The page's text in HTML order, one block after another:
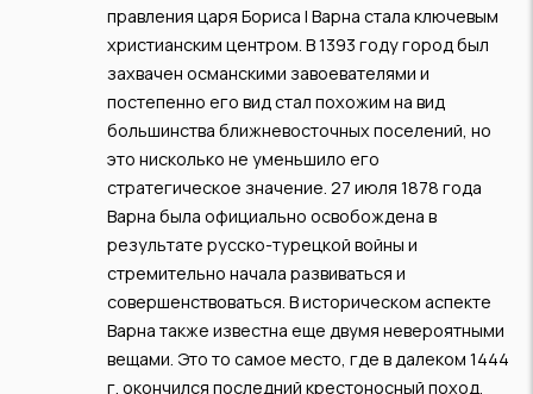
правления царя Бориса I Варна стала ключевым
христианским центром. В 1393 году город был
захвачен османскими завоевателями и
постепенно его вид стал похожим на вид
большинства ближневосточных поселений, но
это нисколько не уменьшило его
стратегическое значение. 27 июля 1878 года
Варна была официально освобождена в
результате русско-турецкой войны и
стремительно начала развиваться и
совершенствоваться. В историческом аспекте
Варна также известна еще двумя невероятными
вещами. Это то самое место, где в далеком 1444
г. окончился последний крестоносный поход,